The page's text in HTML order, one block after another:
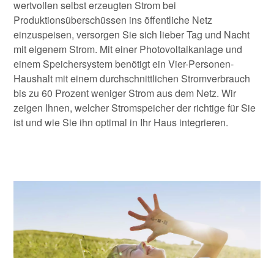
wertvollen selbst erzeugten Strom bei
Produktionsüberschüssen ins öffentliche Netz
einzuspeisen, versorgen Sie sich lieber Tag und Nacht
mit eigenem Strom. Mit einer Photovoltaikanlage und
einem Speichersystem benötigt ein Vier-Personen-
Haushalt mit einem durchschnittlichen Stromverbrauch
bis zu 60 Prozent weniger Strom aus dem Netz. Wir
zeigen Ihnen, welcher Stromspeicher der richtige für Sie
ist und wie Sie ihn optimal in Ihr Haus integrieren.